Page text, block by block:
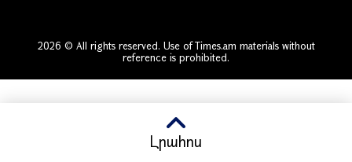
2026 © All rights reserved. Use of Times.am materials without
reference is prohibited.
Լրահոս